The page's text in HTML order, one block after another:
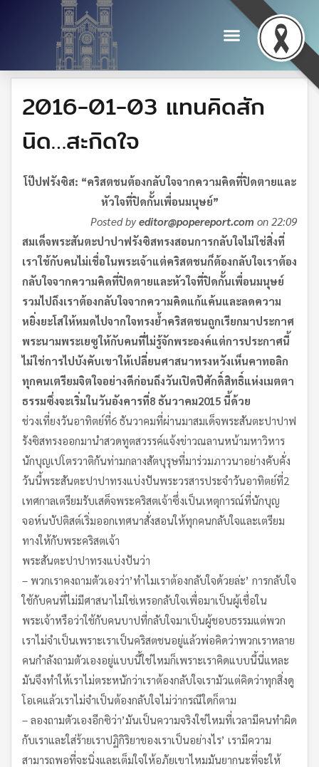
2016-01-03 แทนคิดสัก
นิด…สะกิดใจ
โป๊ปฟรังซิส: “คริสตชนต้องกลับใจจากความคิดที่ปิดตายและ
หัวใจที่ปิดกั้นเพื่อนมนุษย์”
Posted byeditor@popereport.com on 22:09
สมเด็จพระสันตะปาปาฟรังซิสทรงสอนการกลับใจไม่ใช่สิ่งที่
เราใช้กับคนไม่เชื่อในพระเจ้าแต่คริสตชนก็ต้องกลับใจเราต้อง
กลับใจจากความคิดที่ปิดตายและหัวใจที่ปิดกั้นเพื่อนมนุษย์
รวมไปถึงเราต้องกลับใจจากความคิดแก้แค้นและลดความ
หยิ่งยะโสให้หมดไปจากใจทรงย้ำคริสตชนถูกเรียกมาประกาศ
พระนามพระเยซูให้กับคนที่ไม่รู้จักพระองค์แต่การประกาศนี้
ไม่ใช่การไปบังคับเขาให้เปลี่ยนศาสนาทรงหวังเห็นคาทอลิก
ทุกคนเตรียมจิตใจอย่างดีก่อนถึงวันเปิดปีศักดิ์สิทธิ์แห่งเมตตา
ธรรมซึ่งจะเริ่มในวันอังคารที่8 ธันวาคม2015 นี้ด้วย
ช่วงเที่ยงวันอาทิตย์ที่6 ธันวาคมที่ผ่านมาสมเด็จพระสันตะปาปาฟ
รังซิสทรงออกมานำสวดทูตสวรรค์แจ้งข่าวณลานหน้ามหาวิหาร
นักบุญเปโตรวาติกันท่ามกลางสัตบุรุษที่มาร่วมภาวนาอย่างคับคั่ง
วันนี้พระสันตะปาปาทรงแบ่งปันพระวรสารประจำวันอาทิตย์ที่2
เทศกาลเตรียมรับเสด็จพระคริสตเจ้าซึ่งเป็นเหตุการณ์ที่นักบุญ
จอห์นบัปติสต์เริ่มออกเทศนาสั่งสอนให้ทุกคนกลับใจและเตรียม
ทางให้กับพระคริสตเจ้า
พระสันตะปาปาทรงแบ่งปันว่า
– พวกเราคงถามตัวเองว่า’ทำไมเราต้องกลับใจด้วยล่ะ’ การกลับใจ
ใช้กับคนที่ไม่มีศาสนาไม่ใช่เหรอกลับใจเพื่อมาเป็นผู้เชื่อใน
พระเจ้าหรือว่าใช้กับคนบาปที่กลับใจมาเป็นผู้ชอบธรรมแต่พวก
เราไม่จำเป็นเพราะเราเป็นคริสตชนอยู่แล้วพ่อคิดว่าพวกเราหลาย
คนกำลังถามตัวเองอยู่แบบนี้ใช่ไหมก็เพราะเราคิดแบบนี้นี่แหละ
มันจึงทำให้เราไม่ตระหนักว่าเราต้องกลับใจเรามัวแต่คิดว่าทุกสิ่งดู
โอเคแล้วเราไม่จำเป็นต้องกลับใจไม่ว่ากรณีใดก็ตาม
– ลองถามตัวเองอีกซิว่า’มันเป็นความจริงใช่ไหมที่เวลามีคนทำผิด
กับเราและใส่ร้ายเราปฏิกิริยาของเราเป็นอย่างไร’ เรามีความ
สามารถพอที่จะนิ่งและเต็มใจให้อภัยเขาไหมมันยากนะที่จะให้